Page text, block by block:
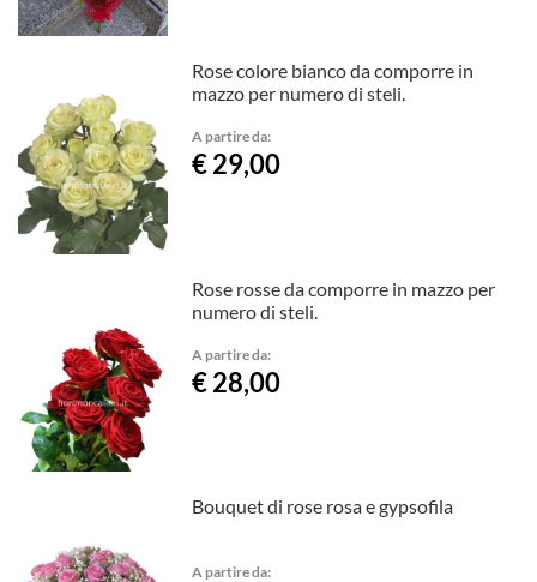
Rose colore bianco da comporre in
mazzo per numero di steli.
A partire da:
€ 29,00
Rose rosse da comporre in mazzo per
numero di steli.
A partire da:
€ 28,00
Bouquet di rose rosa e gypsofila
A partire da: